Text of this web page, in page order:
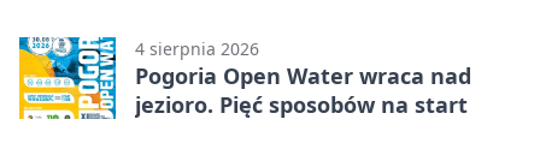
4 sierpnia 2026
Pogoria Open Water wraca nad
jezioro. Pięć sposobów na start